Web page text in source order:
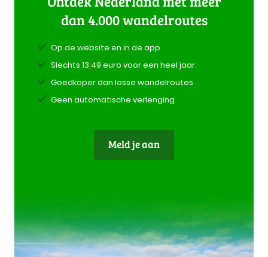
dan 4.000 wandelroutes
Op de website en in de app
Slechts 13,49 euro voor een heel jaar.
Goedkoper dan losse wandelroutes
Geen automatische verlenging
Meld je aan